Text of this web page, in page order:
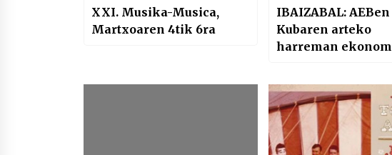
XXI. Musika-Musica,
Martxoaren 4tik 6ra
IBAIZABAL:
Kubaren arteko
harreman